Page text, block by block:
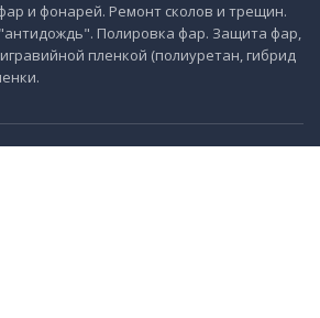
и фонарей. Ремонт сколов и трещин.
Полировка фар. Защита фар,
пленкой (полиуретан, гибрид